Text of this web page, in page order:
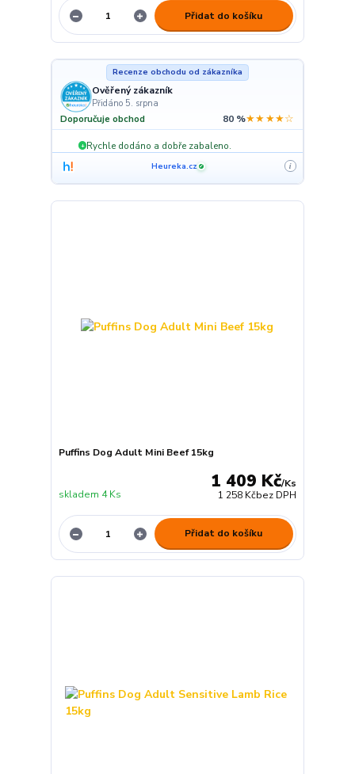
Přidat do košíku
Recenze obchodu od zákazníka
Ověřený zákazník
Přidáno 5. srpna
Doporučuje obchod 80 %★★★★☆
+ Rychle dodáno a dobře zabaleno.
Heureka.cz ✓ i
Puffins Dog Adult Mini Beef 15kg
1 409 Kč/Ks
1 258 Kčbez DPH
skladem 4 Ks
Přidat do košíku